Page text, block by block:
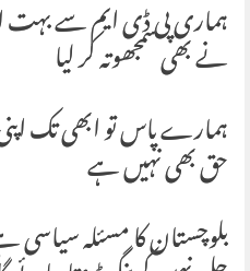
ہماری پی ڈی ایم سے بہت
نے بھی سمجھوتہ کر لیا
ہمارے پاس تو ابھی تک
حق بھی نہیں ہے
بلوچستان کا مسئلہ